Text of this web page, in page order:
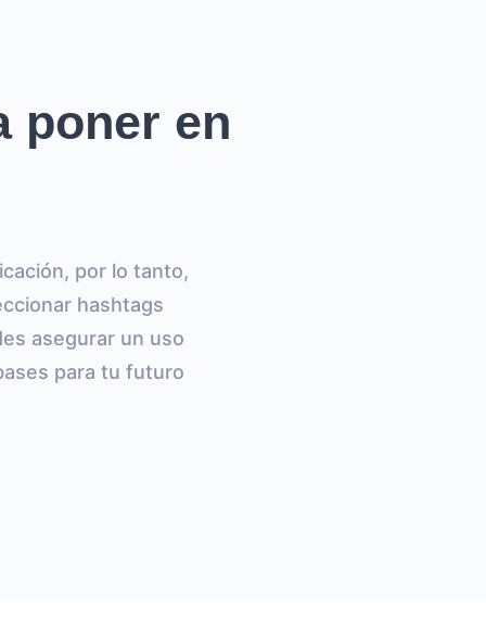
poner en
por lo tanto,
hashtags
asegurar un uso
para tu futuro